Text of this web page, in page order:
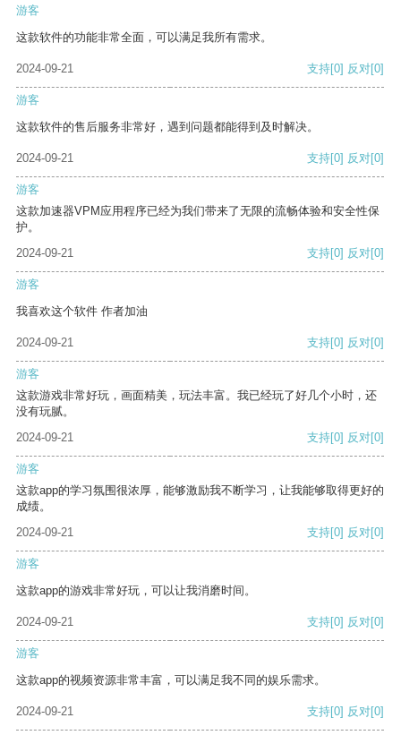
游客
这款软件的功能非常全面，可以满足我所有需求。
2024-09-21 支持[0] 反对[0]
游客
这款软件的售后服务非常好，遇到问题都能得到及时解决。
2024-09-21 支持[0] 反对[0]
游客
这款加速器VPM应用程序已经为我们带来了无限的流畅体验和安全性保
护。
2024-09-21
支持[0] 反对[0]
游客
我喜欢这个软件 作者加油
2024-09-21 支持[0] 反对[0]
游客
这款游戏非常好玩，画面精美，玩法丰富。我已经玩了好几个小时，还
没有玩腻。
2024-09-21
支持[0] 反对[0]
游客
这款app的学习氛围很浓厚，能够激励我不断学习，让我能够取得更好的
成绩。
2024-09-21
支持[0] 反对[0]
游客
这款app的游戏非常好玩，可以让我消磨时间。
2024-09-21 支持[0] 反对[0]
游客
这款app的视频资源非常丰富，可以满足我不同的娱乐需求。
2024-09-21 支持[0] 反对[0]